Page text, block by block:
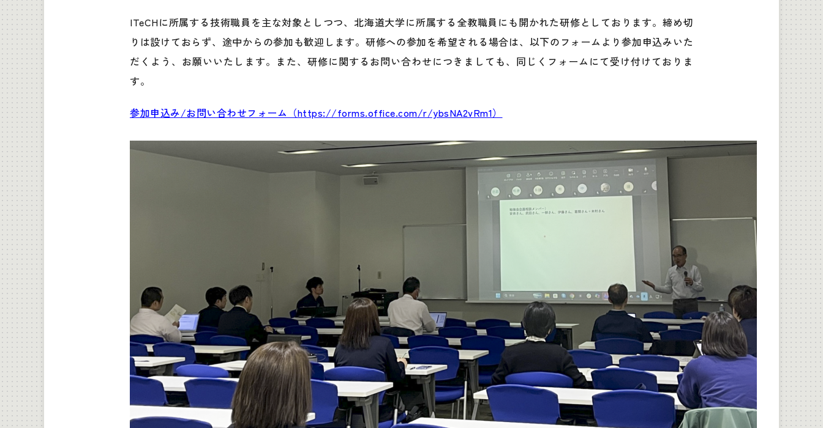
ITeCHに所属する技術職員を主な対象としつつ、北海道大学に所属する全教職員にも開かれた研修としております。締め切
りは設けておらず、途中からの参加も歓迎します。研修への参加を希望される場合は、以下のフォームより参加申込みいた
だくよう、お願いいたします。また、研修に関するお問い合わせにつきましても、同じくフォームにて受け付けておりま
す。
参加申込み/お問い合わせフォーム（https://forms.office.com/r/ybsNA2vRm1）